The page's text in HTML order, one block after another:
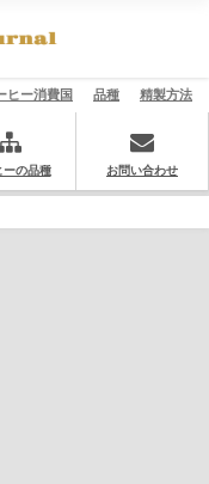
ヒー消費国 品種 精製方法
ーの品種 お問い合わせ